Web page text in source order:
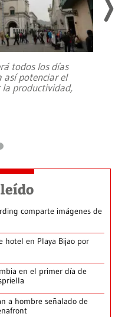
todos los días
así potenciar el
productividad,
comparte imágenes de
hotel en Playa Bijao por
en el primer día de
a hombre señalado de